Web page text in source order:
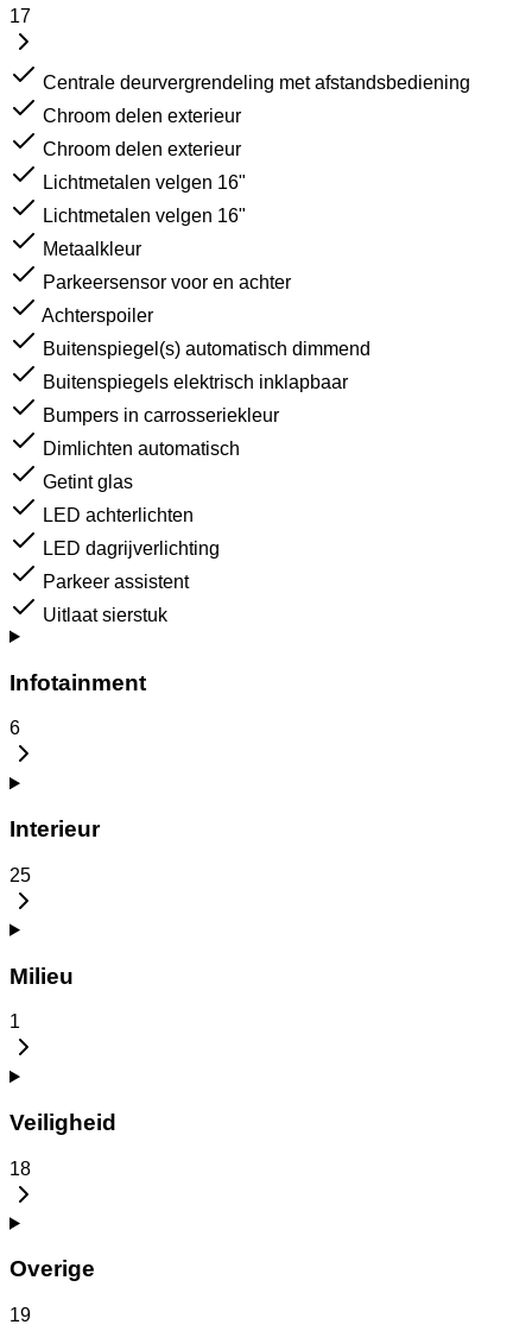
17
Centrale deurvergrendeling met afstandsbediening
Chroom delen exterieur
Chroom delen exterieur
Lichtmetalen velgen 16"
Lichtmetalen velgen 16"
Metaalkleur
Parkeersensor voor en achter
Achterspoiler
Buitenspiegel(s) automatisch dimmend
Buitenspiegels elektrisch inklapbaar
Bumpers in carrosseriekleur
Dimlichten automatisch
Getint glas
LED achterlichten
LED dagrijverlichting
Parkeer assistent
Uitlaat sierstuk
Infotainment
6
Interieur
25
Milieu
1
Veiligheid
18
Overige
19